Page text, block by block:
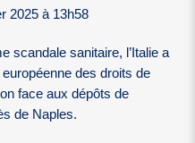
2025 à 13h58
scandale sanitaire, l’Italie a
des droits de
face aux dépôts de
de Naples.